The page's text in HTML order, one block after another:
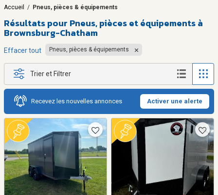
Accueil / Pneus, pièces & équipements
Résultats pour Pneus, pièces et équipements à
Brownsburg-Chatham
Effacer tout Pneus, pièces & équipements
Trier et Filtrer
Recevez les nouvelles annonces Activer une alerte